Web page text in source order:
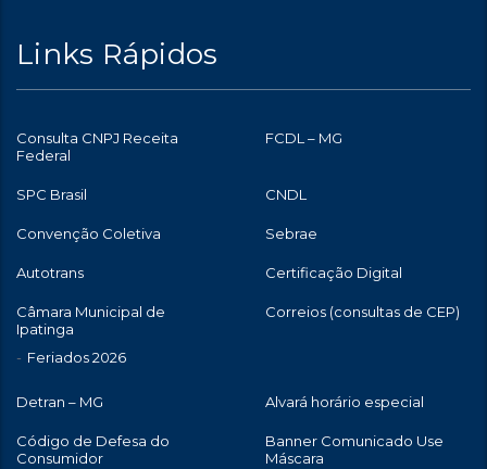
Links Rápidos
Consulta CNPJ Receita
Federal
FCDL – MG
SPC Brasil CNDL
Convenção Coletiva Sebrae
Autotrans Certificação Digital
Câmara Municipal de
Ipatinga
Feriados 2026
Correios (consultas de CEP)
Detran – MG Alvará horário especial
Código de Defesa do
Consumidor
Banner Comunicado Use
Máscara